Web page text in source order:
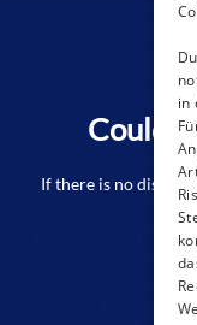
If there is no
in